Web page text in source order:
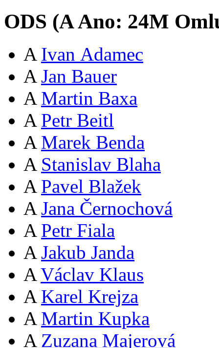
ODS (AAno: 24M
A Ivan Adamec
A Jan Bauer
A Martin Baxa
A Petr Beitl
A Marek Benda
A Stanislav Blaha
A Pavel Blažek
A Jana Černochová
A Petr Fiala
A Jakub Janda
A Václav Klaus
A Karel Krejza
A Martin Kupka
A Zuzana Majerová